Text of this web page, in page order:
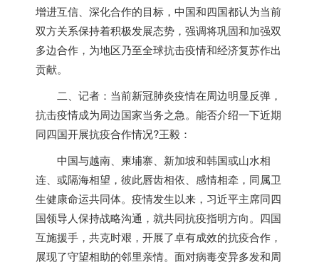
增进互信、深化合作的目标，中国和四国都认为当前
双方关系保持着积极发展态势，强调将巩固和加强双
多边合作，为地区乃至全球抗击疫情和经济复苏作出
贡献。
二、记者：当前新冠肺炎疫情在周边明显反弹，
抗击疫情成为周边国家当务之急。能否介绍一下近期
同四国开展抗疫合作情况?王毅：
中国与越南、柬埔寨、 新加坡和韩国或山水相
连、或隔海相望，彼此唇齿相依、感情相牵，同属卫
生健康命运共同体。疫情发生以来，习近平主席同四
国领导人保持战略沟通，就共同抗疫指明方向。四国
互施援手，共克时艰，开展了卓有成效的抗疫合作，
展现了守望相助的邻里亲情。面对病毒变异多发和周